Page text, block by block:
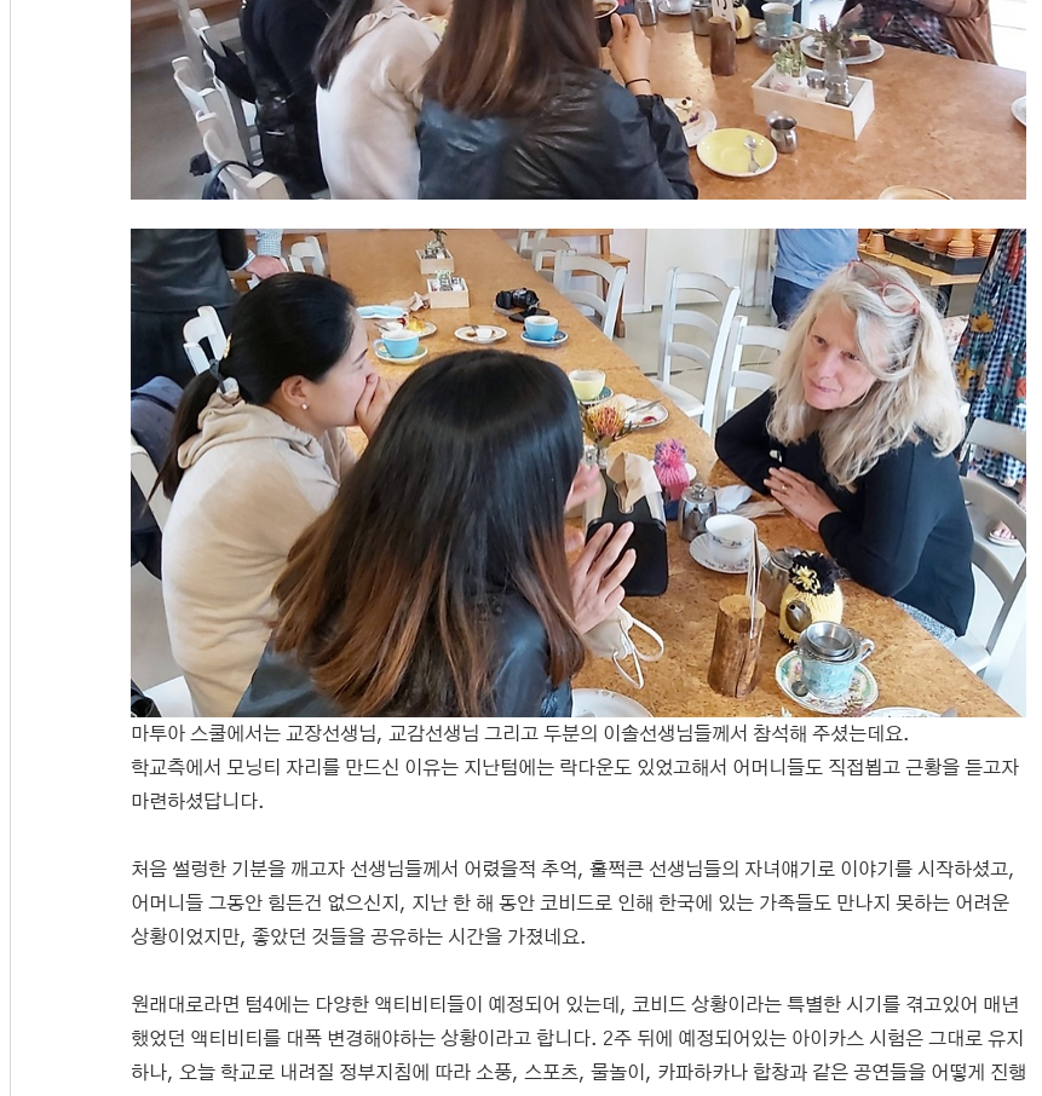
마투아 스쿨에서는 교장선생님, 교감선생님 그리고 두분의 이솔선생님들께서 참석해 주셨는데요.
학교측에서 모닝티 자리를 만드신 이유는 지난텀에는 락다운도 있었고해서 어머니들도 직접뵙고 근황을 듣고자
마련하셨답니다.
처음 썰렁한 기분을 깨고자 선생님들께서 어렸을적 추억, 훌쩍큰 선생님들의 자녀얘기로 이야기를 시작하셨고,
어머니들 그동안 힘든건 없으신지, 지난 한 해 동안 코비드로 인해 한국에 있는 가족들도 만나지 못하는 어려운
상황이었지만, 좋았던 것들을 공유하는 시간을 가졌네요.
원래대로라면 텀4에는 다양한 액티비티들이 예정되어 있는데, 코비드 상황이라는 특별한 시기를 겪고있어 매년
했었던 액티비티를 대폭 변경해야하는 상황이라고 합니다. 2주 뒤에 예정되어있는 아이카스 시험은 그대로 유지
하나, 오늘 학교로 내려질 정부지침에 따라 소풍, 스포츠, 물놀이, 카파하카나 합창과 같은 공연들을 어떻게 진행